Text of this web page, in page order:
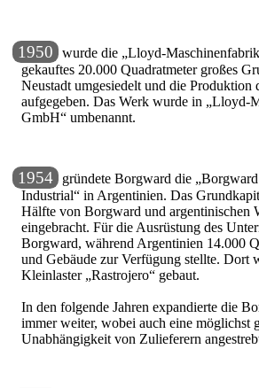
1950 wurde die Lloyd-
gekauftes 20.000 Quadratmeter großes
Neustadt umgesiedelt und die Produktion
aufgegeben. Das Werk wurde in
Lloyd-
GmbH
umbenannt.
1954 gründete Borgward die
Industrial
in Argentinien. Das
Hälfte von Borgward und argentinischen
eingebracht. Für die Ausrüstung des
Borgward, während Argentinien 14.000
und Gebäude zur Verfügung stellte. Dort
Kleinlaster Rastrojero gebaut.
In den folgende Jahren expandierte die
immer weiter, wobei auch eine möglichst
Unabhängigkeit von Zulieferern